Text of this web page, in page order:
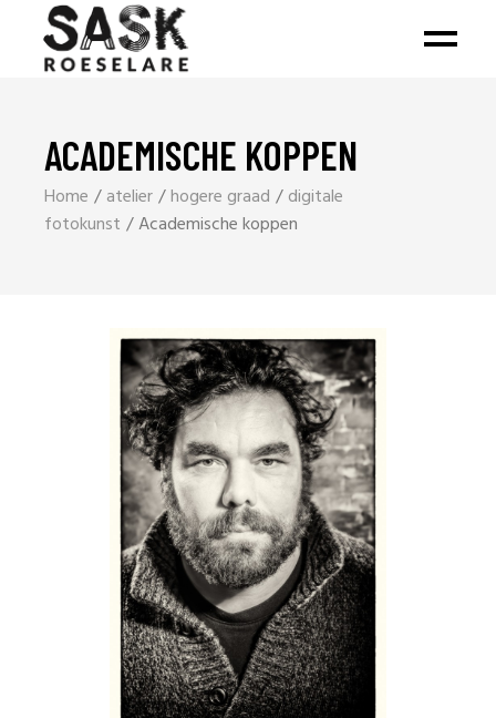
ACADEMISCHE KOPPEN
Home atelier hogere graad
digitale
fotokunst
Academische koppen